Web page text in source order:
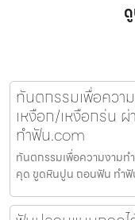
ทันตกรรมเพื่อควา
เหงือก/เหงือกร่น
ทำฟัน.com
ทันตกรรมเพื่อความงามท
คุด ขูดหินปูน ถอนฟัน ทำ